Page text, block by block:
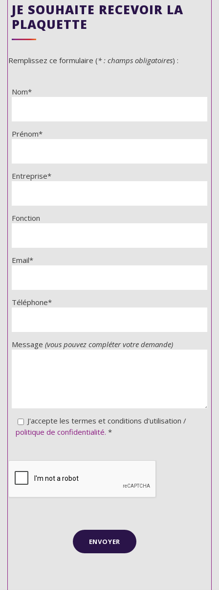
JE SOUHAITE RECEVOIR LA
PLAQUETTE
Remplissez ce formulaire (* : champs obligatoires) :
Nom*
Prénom*
Entreprise*
Fonction
Email*
Téléphone*
Message (vous pouvez compléter votre demande)
J'accepte les termes et conditions d'utilisation /
politique de confidentialité. *